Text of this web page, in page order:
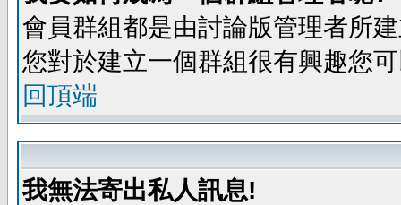
會員群組都是由討論版管理者所
您對於建立一個群組很有興趣您
回頂端
我無法寄出私人訊息!